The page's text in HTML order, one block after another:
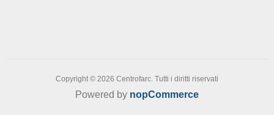
Copyright © 2026 Centrofarc. Tutti i diritti riservati
Powered by nopCommerce